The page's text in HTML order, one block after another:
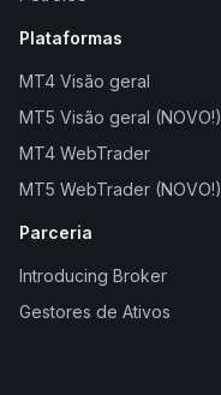
Plataformas
MT4 Visão geral
MT5 Visão geral (NOVO!)
MT4 WebTrader
MT5 WebTrader (NOVO!)
Parceria
Introducing Broker
Gestores de Ativos